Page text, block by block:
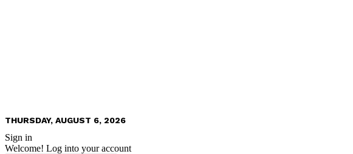
THURSDAY, AUGUST 6, 2026
Sign in
Welcome! Log into your account